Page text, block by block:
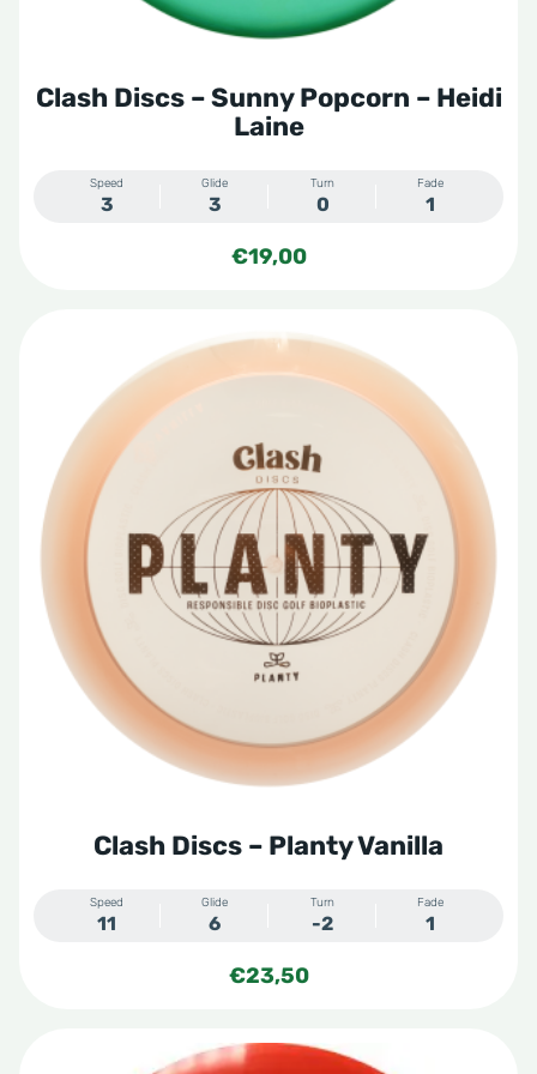
Clash Discs – Sunny Popcorn – Heidi
Laine
Speed
3
Glide
3
Turn
0
Fade
1
€19,00
Clash Discs – Planty Vanilla
Speed
11
Glide
6
Turn
-2
Fade
1
€23,50
meerdere
variaties.
Deze
kan
gekozen
worden